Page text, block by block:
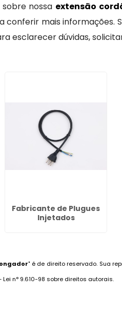
nossa extensão
conferir mais informações.
esclarecer dúvidas,
Fabricante de Plugues
Injetados
" é de direito reservado. Sua
Lei n° 9.610-98 sobre direitos autorais.